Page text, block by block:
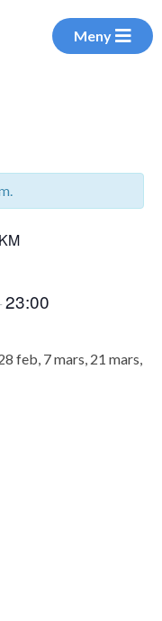
Meny
23:00
feb, 7 mars, 21 mars,